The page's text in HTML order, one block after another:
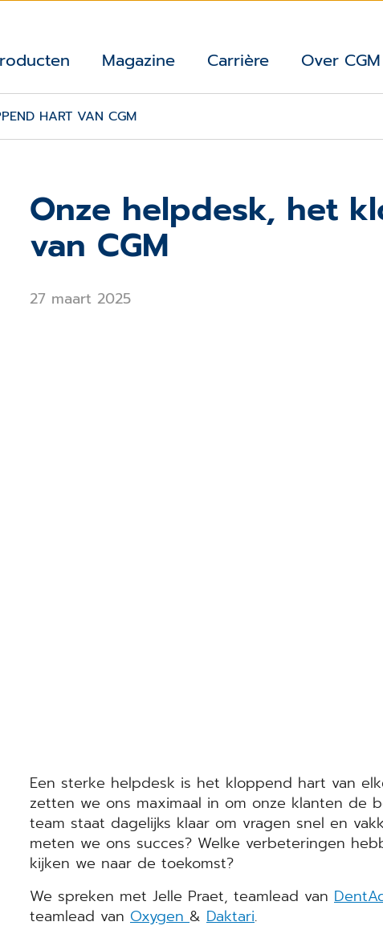
Magazine Carrière Over CGM
HART VAN CGM
Onze helpdesk, het
van CGM
27 maart 2025
Een sterke helpdesk is het kloppend hart van
zetten we ons maximaal in om onze klanten de
team staat dagelijks klaar om vragen snel en
meten we ons succes? Welke verbeteringen
kijken we naar de toekomst?
We spreken met Jelle Praet, teamlead van
teamlead van Oxygen & Daktari.